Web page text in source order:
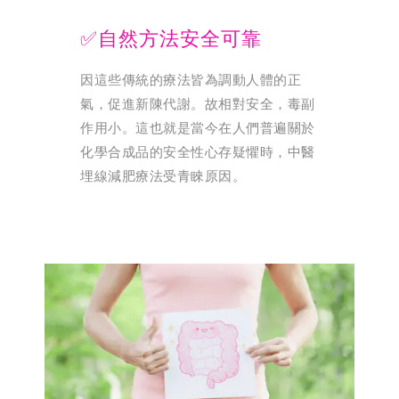
✅自然方法安全可靠
因這些傳統的療法皆為調動人體的正
氣，促進新陳代謝。故相對安全，毒副
作用小。這也就是當今在人們普遍關於
化學合成品的安全性心存疑懼時，中醫
埋線減肥療法受青睞原因。